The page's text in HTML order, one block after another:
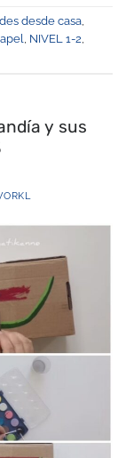
desde casa,
, NIVEL 1-2,
y sus